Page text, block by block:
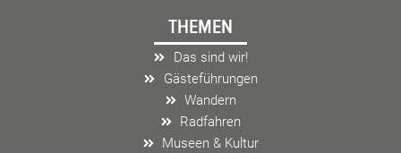
o
o
a
g
r
a
m
p
THEMEN
Das sind wir!
Gästeführungen
Wandern
Radfahren
Museen & Kultur